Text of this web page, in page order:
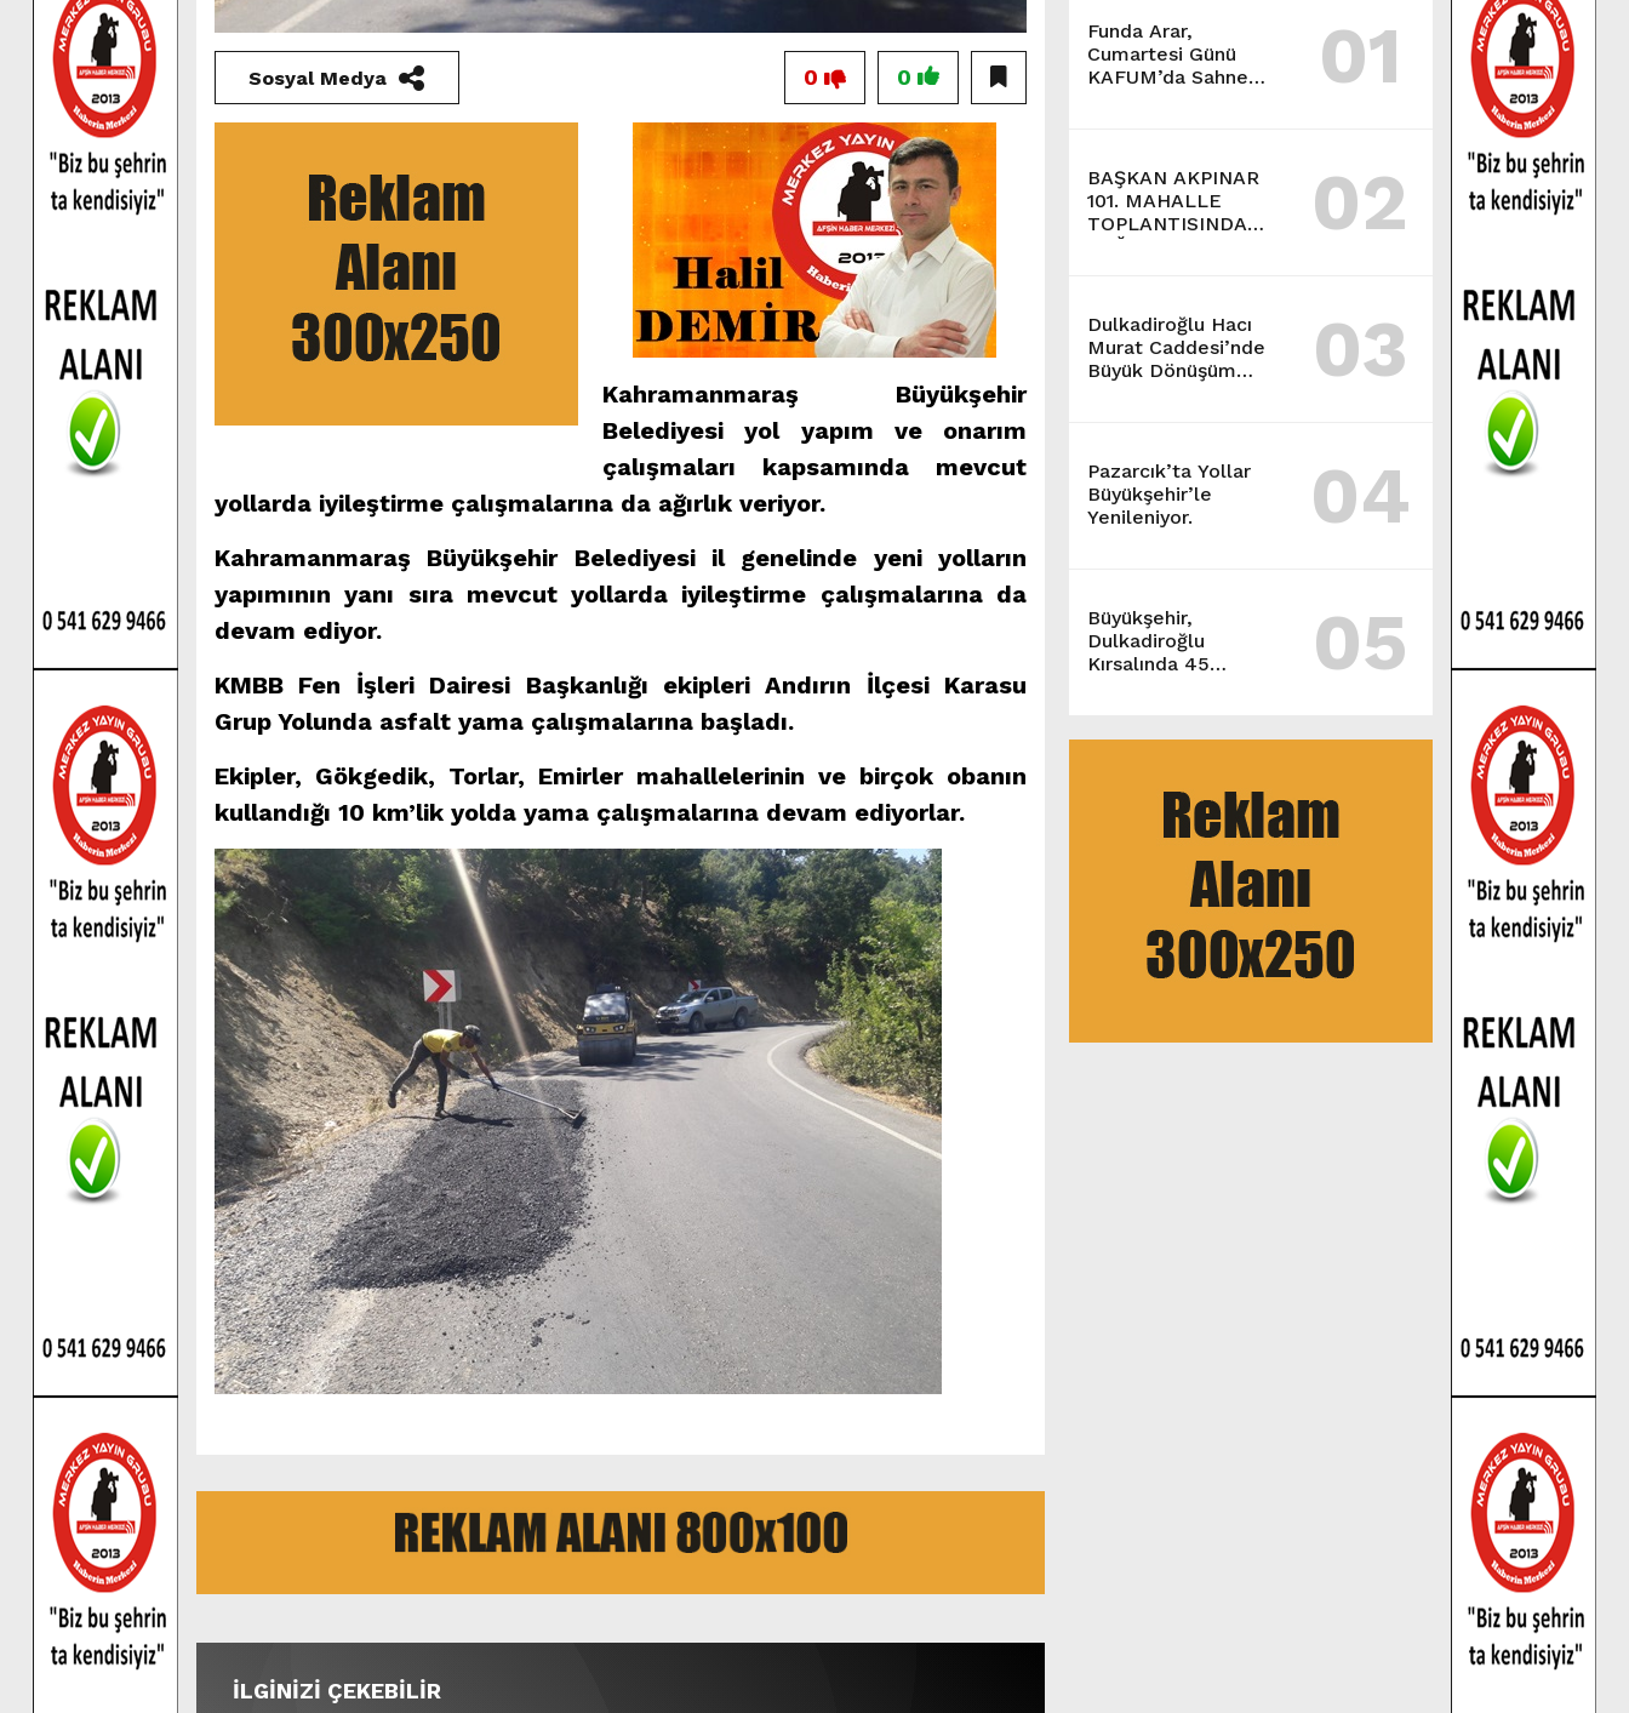
Funda Arar,
Cumartesi Günü
KAFUM’da Sahne
01
BAŞKAN AKPINAR
101. MAHALLE
TOPLANTISINDA
BAĞLARBAŞI
BULUŞTU.
02
Dulkadiroğlu Hacı
Murat Caddesi’nde
Büyük Dönüşüm
03
Pazarcık’ta Yollar
Büyükşehir’le
Yenileniyor.
04
Büyükşehir,
Dulkadiroğlu
Kırsalında 45
05
Sosyal Medya 0
0
Kahramanmaraş Büyükşehir
Belediyesi yol yapım ve onarım
çalışmaları kapsamında mevcut
yollarda iyileştirme çalışmalarına da ağırlık veriyor.
Kahramanmaraş Büyükşehir Belediyesi il genelinde yeni yolların
yapımının yanı sıra mevcut yollarda iyileştirme çalışmalarına da
devam ediyor.
KMBB Fen İşleri Dairesi Başkanlığı ekipleri Andırın İlçesi Karasu
Grup Yolunda asfalt yama çalışmalarına başladı.
Ekipler, Gökgedik, Torlar, Emirler mahallelerinin ve birçok obanın
kullandığı 10 km’lik yolda yama çalışmalarına devam ediyorlar.
İLGİNİZİ ÇEKEBİLİR